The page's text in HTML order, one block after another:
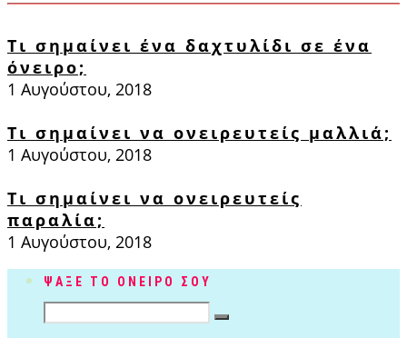
Τι σημαίνει ένα δαχτυλίδι σε ένα
όνειρο;
1 Αυγούστου, 2018
Τι σημαίνει να ονειρευτείς μαλλιά;
1 Αυγούστου, 2018
Τι σημαίνει να ονειρευτείς
παραλία;
1 Αυγούστου, 2018
ΨΑΞΕ ΤΟ ΟΝΕΙΡΟ ΣΟΥ